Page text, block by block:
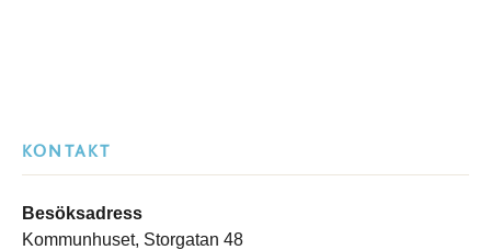
KONTAKT
Besöksadress
Kommunhuset, Storgatan 48